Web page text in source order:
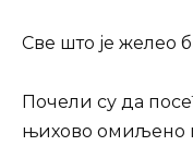
Све што је желео
Почели су да
њихово омиљено